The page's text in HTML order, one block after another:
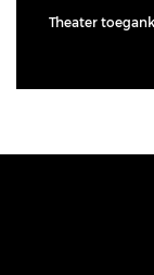
Theater